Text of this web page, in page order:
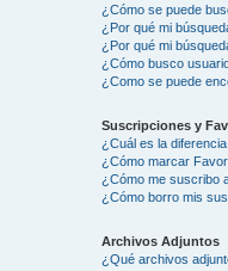
¿Cómo se puede
¿Por qué mi
¿Por qué mi
¿Cómo busco
¿Como se puede
Suscripciones y
¿Cuál es la
¿Cómo marcar
¿Cómo me suscribo
¿Cómo borro mis
Archivos Adjuntos
¿Qué archivos